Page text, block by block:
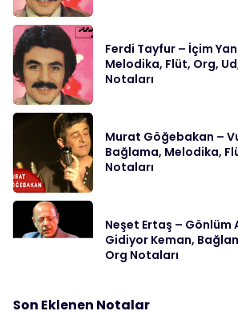
Ferdi Tayfur – İçim
Melodika, Flüt, Org,
Notaları
Murat Göğebakan –
Bağlama, Melodika,
Notaları
Neşet Ertaş – Gönlüm
Gidiyor Keman,
Org Notaları
Son Eklenen Notalar